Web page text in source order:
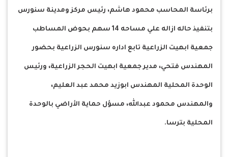
برئاسة المحاسب محمود هاشم، رئيس مركز ومدينة سنورس
بتنفيذ حاله ازاله علي مساحه 14 سهم بحوض المساطب
جمعية ابهيت الزراعية تابع اداره سنورس الزراعية بحضور
المهندس فتحي، مدير جمعية ابهيت الحجر الزراعية، ورئيس
الوحدة المحلية المهندس ابوزيد محمد عبد العليم،
والمهندس محمود عبدالله، مسؤل حماية الأراضي بالوحدة
المحلية بترسا.